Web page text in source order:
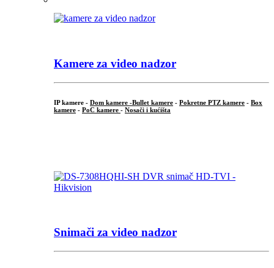
Kamere za video nadzor
IP kamere - Dom kamere -Bullet kamere - Pokretne PTZ kamere - Box
kamere - PoC kamere - Nosači i kućišta
Snimači za video nadzor